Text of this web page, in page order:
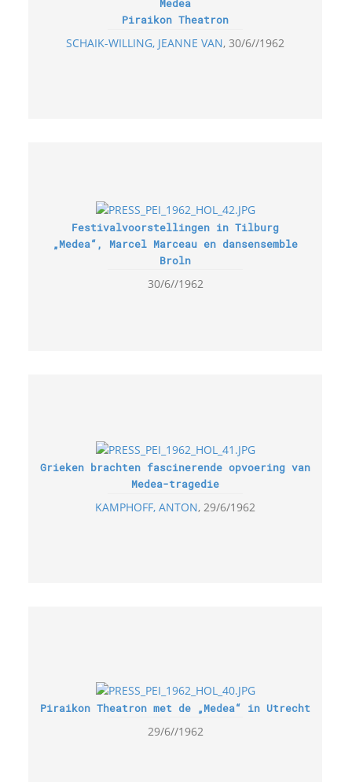
Medea
Piraikon Theatron
SCHAIK-WILLING, JEANNE VAN 30/6//1962
Festivalvoorstellingen in Tilburg
„Medea“, Marcel Marceau en dansensemble
Broln
30/6//1962
Grieken brachten fascinerende opvoering van
Medea-tragedie
KAMPHOFF, ANTON 29/6/1962
Piraikon Theatron met de „Medea“ in Utrecht
29/6//1962